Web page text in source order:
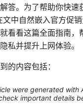
答。为了帮助你快速
中自然嵌入官方促
看看这篇全面指南，
私并提升上网体验。
的内容包括：
were generated with
important details